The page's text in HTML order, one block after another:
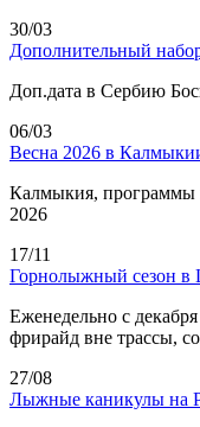
30/03
Дополнительный
Доп.дата в Сербию
06/03
Весна 2026 в
Калмыкия, программы
2026
17/11
Горнолыжный сезон в
Еженедельно с
фрирайд вне трассы,
27/08
Лыжные каникулы на